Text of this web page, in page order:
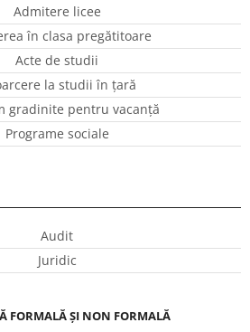
Admitere licee
în clasa pregătitoare
Acte de studii
la studii în ţară
gradinite pentru vacanţă
Programe sociale
Audit
Juridic
FORMALĂ ȘI NON FORMALĂ